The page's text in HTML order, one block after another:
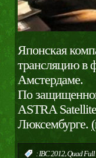
Японская
трансляцию в
Амстердаме.
По
ASTRA
Люксембурге.
: IBC 2012, Quad Full